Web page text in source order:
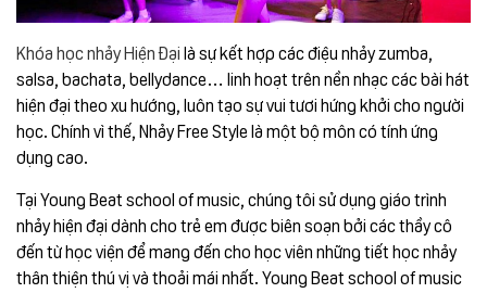
Khóa học nhảy Hiện Đạilà sự kết hợp các điệu nhảy zumba,
salsa, bachata, bellydance… linh hoạt trên nền nhạc các bài hát
hiện đại theo xu hướng, luôn tạo sự vui tươi hứng khởi cho người
học. Chính vì thế, Nhảy Free Style là một bộ môn có tính ứng
dụng cao.
Tại Young Beat school of music, chúng tôi sử dụng giáo trình
nhảy hiện đại dành cho trẻ em được biên soạn bởi các thầy cô
đến từ học viện để mang đến cho học viên những tiết học nhảy
thân thiện thú vị và thoải mái nhất. Young Beat school of music